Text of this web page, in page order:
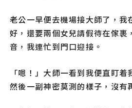
老公一早便去機場接大師了，我
好，還要兩個女兒請假待在傢裹
音，我連忙到門口迎接。
「嗯！」大師一看到我便直盯着
然後一副神密莫測的樣子，沒有